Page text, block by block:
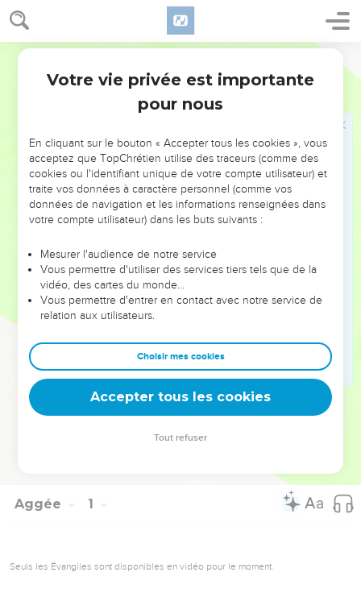
Aggée Introduction
de dix années d’arrêt des travaux. Dans un premier temps,
le prophète dénonce la négligence des Judéens qui se
soucient de leurs propres affaires et de leurs propres
demeures, et délaissent le Temple en ruines. C’est à cause
de cette attitude coupable que l’Eternel a envoyé la
sécheresse dans le pays (1.1-11). La décision de reprendre les
bénédiction (2.10-19). Cependant, la vision des choses
d’Aggée ne se limite pas à sa seule époque. Il entrevoit, en
effet, un temps où l’Eternel ébranlera une fois encore le ciel
et la terre (2.6,21). En ce temps-là, les nations seront jugées
que celle du Temple construit par Salomon (2.8-9) et le
*Messie, représenté par Zorobabel, membre de la lignée de
David (1 Ch 3.18-21), inaugurera un règne de paix (2.9,23).
L’auteur de la lettre aux Hébreux, dans le Nouveau
futur de la terre et du ciel qui annonce la venue du «
royaume inébranlable » qui attend ceux qui appartiennent à
Jésus-Christ (He 12.26-28).
permission. All rights reserved worldwide.
Aggée 1
Seuls les Évangiles sont disponibles en vidéo pour le moment.
Votre vie privée est importante
pour nous
En cliquant sur le bouton « Accepter tous les cookies », vous
acceptez que TopChrétien utilise des traceurs (comme des
cookies ou l'identifiant unique de votre compte utilisateur) et
traite vos données à caractère personnel (comme vos
données de navigation et les informations renseignées dans
votre compte utilisateur) dans les buts suivants :
Mesurer l'audience de notre service
Vous permettre d'utiliser des services tiers tels que de la
vidéo, des cartes du monde…
Vous permettre d'entrer en contact avec notre service de
relation aux utilisateurs.
Choisir mes cookies
Accepter tous les cookies
Tout refuser